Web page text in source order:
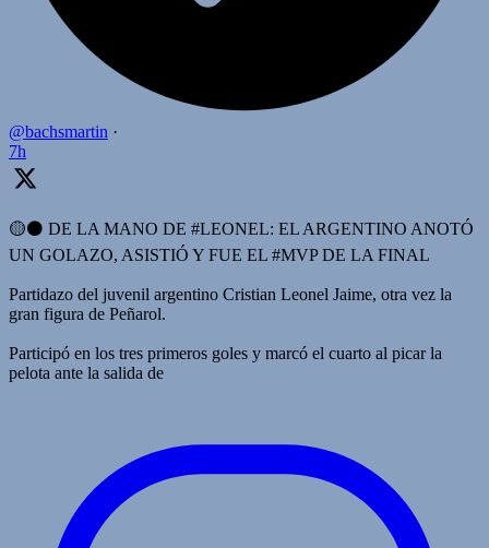
@bachsmartin ·
7h
🟡⚫️ DE LA MANO DE #LEONEL: EL ARGENTINO ANOTÓ
UN GOLAZO, ASISTIÓ Y FUE EL #MVP DE LA FINAL
Partidazo del juvenil argentino Cristian Leonel Jaime, otra vez la
gran figura de Peñarol.
Participó en los tres primeros goles y marcó el cuarto al picar la
pelota ante la salida de